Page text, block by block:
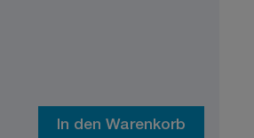
In den Warenkorb